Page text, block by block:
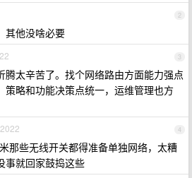
2
其他没啥必要
3
腾太辛苦了。找个网络路由方面能力强点
策略和功能决策点统一，运维管理也方
4
那些无线开关都得准备单独网络，太糟
事就回家鼓捣这些